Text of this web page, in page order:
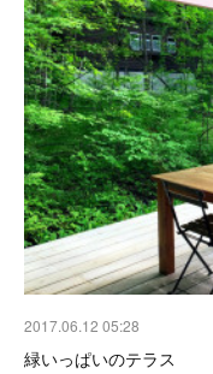
2017.06.12 05:28
緑いっぱいのテラス